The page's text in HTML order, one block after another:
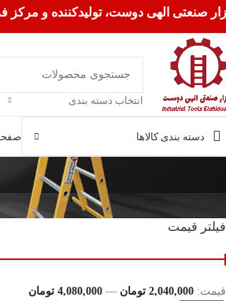
صنعتی الهی دوست، تولیدکننده و
انتخاب دسته بندی
دسته بندی کالاها
فیلتر قیمت
قيمت: 2,040,000 تومان — 4,080,000 تومان